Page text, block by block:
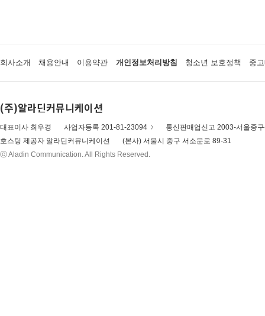
회사소개 채용안내 이용약관 개인정보처리방침 청소년 보호정책 중
(주)알라딘커뮤니케이션
대표이사 최우경 사업자등록 201-81-23094
통신판매업신고 2003-서울중
호스팅 제공자 알라딘커뮤니케이션
(본사) 서울시 중구 서소문로 89-31
ⓒ Aladin Communication. All Rights Reserved.